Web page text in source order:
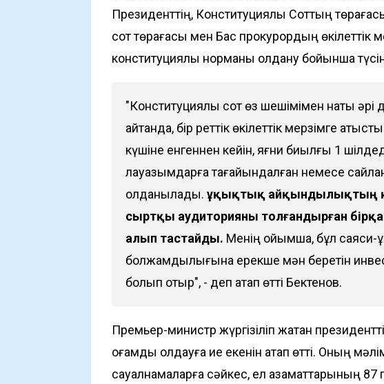
Президенттің, Конституциялық Соттың
сот төрағасы мен Бас прокурордың өкілеттік
конституциялық норманы қолдану бойынша
"Конституциялық сот өз шешімімен нақты әрі
айтқанда, бір реттік өкілеттік мерзімге
күшіне енгеннен кейін, яғни биылғы 1
лауазымдарға тағайындалған немесе
қолданылады. Құқықтық айқындылықтың
сыртқы аудиторияны толғандырған
алып тастайды. Менің ойымша, бұл саяси-
болжамдылығына ерекше мән беретін
болып отыр", - деп атап өтті Бектенов.
Премьер-министр жүргізіліп жатқан
қоғамдық қолдауға ие екенін атап өтті. Оның
сауалнамаларға сәйкес, ел азаматтарының